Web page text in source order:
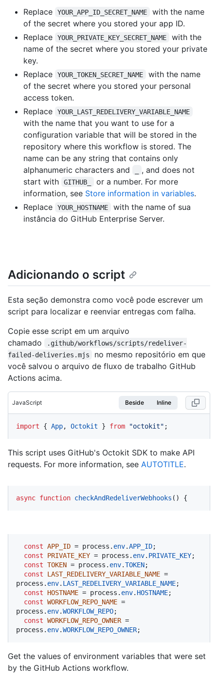
Replace
YOUR_APP_ID_SECRET_NAME
with the name
of the secret where you stored your app ID.
Replace
YOUR_PRIVATE_KEY_SECRET_NAME
with the
name of the secret where you stored your private
key.
Replace
YOUR_TOKEN_SECRET_NAME
with the name
of the secret where you stored your personal
access token.
Replace
YOUR_LAST_REDELIVERY_VARIABLE_NAME
with the name that you want to use for a
configuration variable that will be stored in the
repository where this workflow is stored. The
name can be any string that contains only
alphanumeric characters and
, and does not
start with
GITHUB_
or a number. For more
information, see Store information in variables.
Replace
YOUR_HOSTNAME
with the name of sua
instância do GitHub Enterprise Server.
Adicionando o script
Esta seção demonstra como você pode escrever um
script para localizar e reenviar entregas com falha.
Copie esse script em um arquivo
chamado
.github/workflows/scripts/redeliver-
failed-deliveries.mjs
no mesmo repositório em que
você salvou o arquivo de fluxo de trabalho GitHub
Actions acima.
JavaScript Beside Inline
import { App, Octokit } from "octokit" ;
This script uses GitHub's Octokit SDK to make API
requests. For more information, see AUTOTITLE.
async function checkAndRedeliverWebhooks ( ) {
const APP_ID = process. env.APP_ID;
const
PRIVATE_KEY = process. env. PRIVATE_KEY;
const TOKEN = process. env.TOKEN;
const
LAST_REDELIVERY_VARIABLE_NAME =
process. env. LAST_REDELIVERY_VARIABLE_NAME;
const
HOSTNAME = process. env. HOSTNAME;
const WORKFLOW_REPO_NAME =
process. env.WORKFLOW_REPO;
const WORKFLOW_REPO_OWNER =
process. env.WORKFLOW_REPO_OWNER;
Get the values of environment variables that were set
by the GitHub Actions workflow.